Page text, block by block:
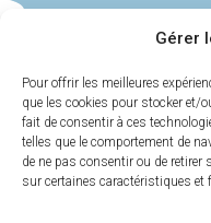
Gérer
Pour offrir les meilleures
que les cookies pour stocker et/
fait de consentir à ces
telles que le comportement de
de ne pas consentir ou de
sur certaines caractéristiques et
11
Poulain